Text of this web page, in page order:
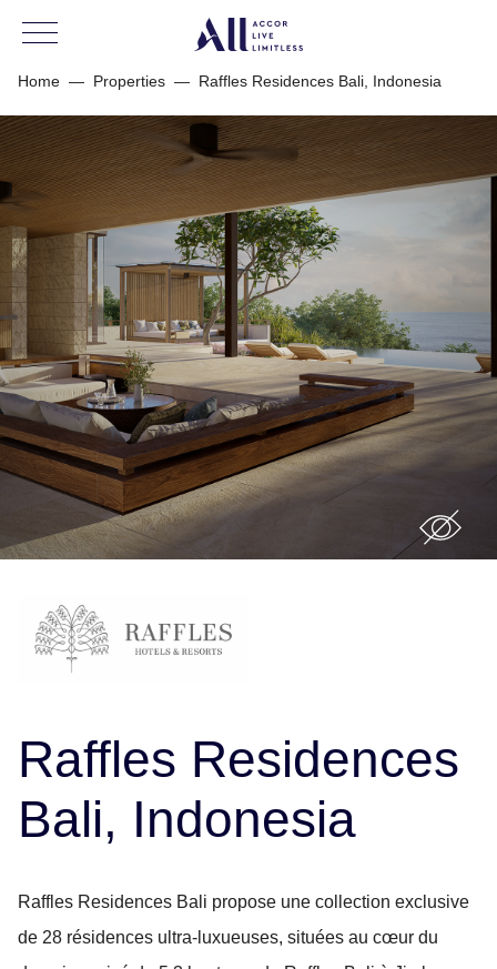
Home — Properties — Raffles Residences Bali, Indonesia
Raffles Residences
Bali, Indonesia
Raffles Residences Bali propose une collection exclusive
de 28 résidences ultra-luxueuses, situées au cœur du